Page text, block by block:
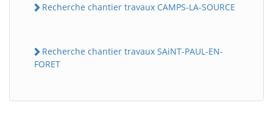
Recherche chantier travaux CAMPS-LA-SOURCE
Recherche chantier travaux SAiNT-PAUL-EN-
FORET